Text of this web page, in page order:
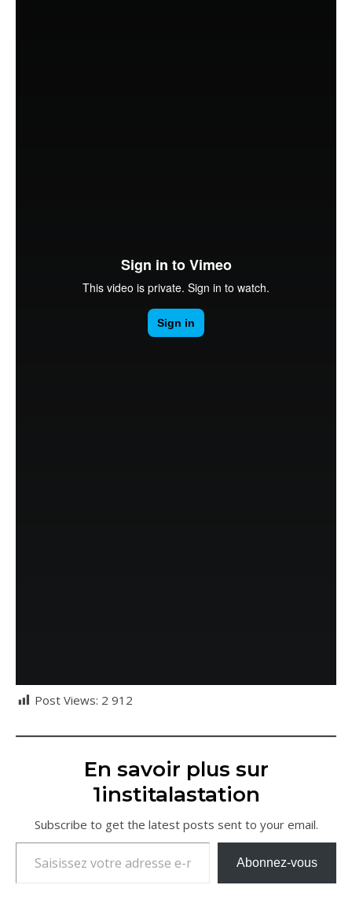
Post Views: 2 912
En savoir plus sur
1institalastation
Subscribe to get the latest posts sent to your email.
Saisissez votre adresse e-mail…
Abonnez-vous